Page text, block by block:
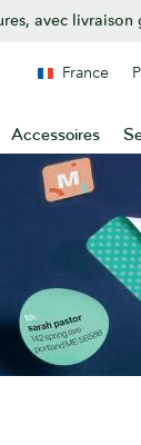
avec livraison
Accessoires
France